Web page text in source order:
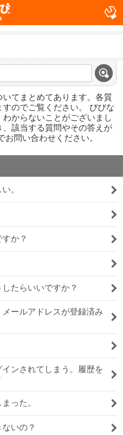
てまとめてあります。各質
のでご覧ください。 びびな
からないことがございまし
該当する質問やその答えが
お問い合わせください。
。
か？
たらいいですか？
ールアドレスが登録済み
ンされてしまう。履歴を
った。
いの？